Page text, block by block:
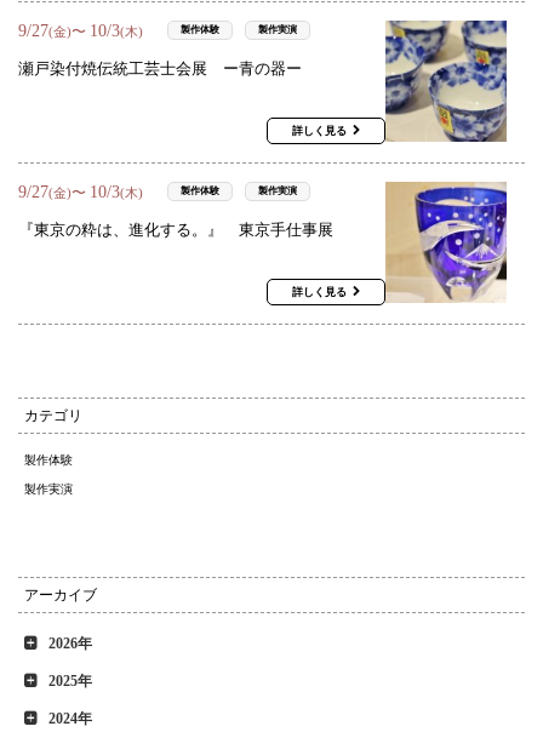
9/27(金)〜 10/3(木) 製作体験 製作実演
瀬戸染付焼伝統工芸士会展 ー青の器ー
詳しく見る
9/27(金)〜 10/3(木) 製作体験 製作実演
『東京の粋は、進化する。』 東京手仕事展
詳しく見る
カテゴリ
製作体験
製作実演
アーカイブ
2026年
2025年
2024年